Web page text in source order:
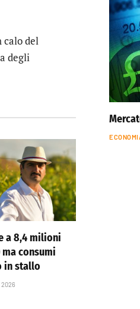
calo del
degli
a 8,4 milioni
consumi
in stallo